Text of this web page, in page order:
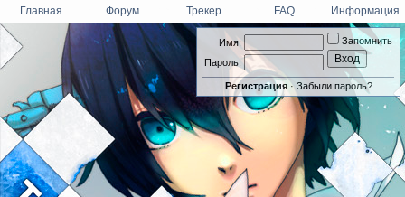
Имя:
Пароль:
Запомнить
Регистрация· Забыли пароль?
Главная Форум Трекер FAQ Информация